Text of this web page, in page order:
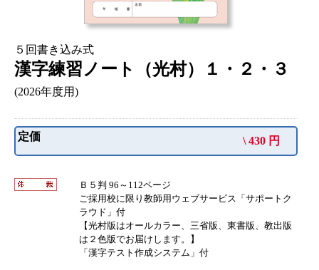
５回書き込み式
漢字練習ノート（光村）１・２・３
(2026年度用)
定価 \ 430 円
Ｂ５判 96～112ページ
ご採用校に限り教師用ウェブサービス「サポートク
ラウド」付
【光村版はオールカラー、三省版、東書版、教出版
は２色版でお届けします。】
「漢字テスト作成システム」付